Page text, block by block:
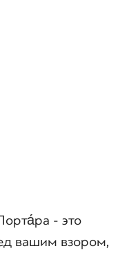
- это
вашим взором,